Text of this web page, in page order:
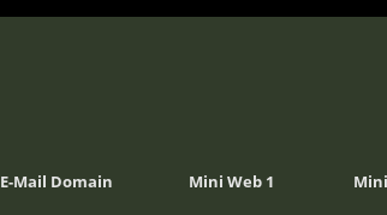
E-Mail Domain Mini Web 1